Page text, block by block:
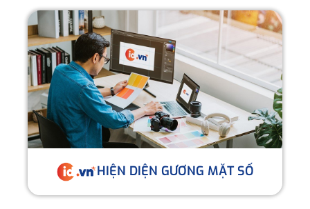
HIỆN DIỆN GƯƠNG MẶT SỐ